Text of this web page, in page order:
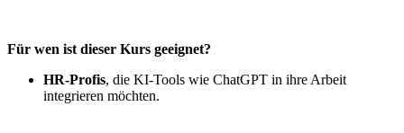
Für wen ist dieser Kurs geeignet?
HR-Profis, die KI-Tools wie ChatGPT in ihre Arbeit
integrieren möchten.